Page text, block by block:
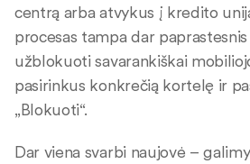
centrą arba atvykus į kredito
procesas tampa dar
užblokuoti savarankiškai
pasirinkus konkrečią kortelę ir
„Blokuoti“.
Dar viena svarbi naujovė –